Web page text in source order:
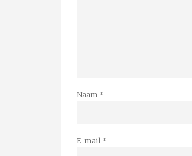
Naam *
E-mail *